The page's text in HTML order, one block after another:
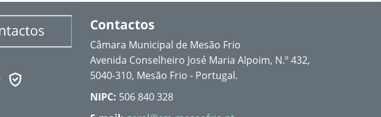
Contactos
Câmara Municipal de Mesão Frio
Avenida Conselheiro José Maria Alpoim, N.º 432,
5040-310, Mesão Frio - Portugal.
NIPC: 506 840 328